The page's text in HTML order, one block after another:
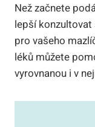
Než začnete
lepší konzultovat
pro vašeho
léků můžete
vyrovnanou i v